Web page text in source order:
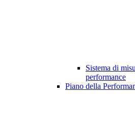
Sistema di
performance
Piano della